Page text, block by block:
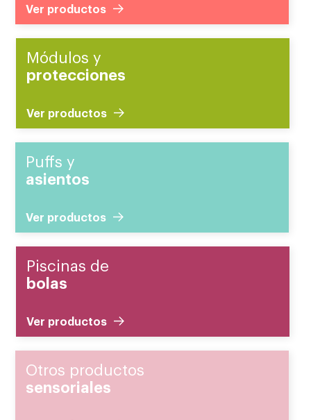
Ver productos
Módulos y
protecciones
Ver productos
Puffs y
asientos
Ver productos
Piscinas de
bolas
Ver productos
Otros productos
sensoriales